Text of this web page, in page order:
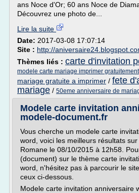
ans Noce d'Or; 60 ans Noce de
Découvrez une photo de...
Lire la suite
Date: 2017-03-08 17:07:14
Site : http://
Thèmes liés : carte d'invitation
modele carte mariage imprimer gratuitement
mariage gratuite a imprimer / fete
mariage / 50eme anniversaire de
Modele carte invitation
modele-document.fr
Vous cherche un modele carte
word, voici les meilleurs résultats
Romane le 08/10/2015 à 12h58.
(document) sur le thème carte
word, n'hésitez pas à parcourir le
ceux ci-dessous.
Modele carte invitation anniversaire